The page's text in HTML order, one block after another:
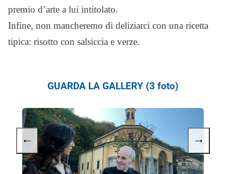
premio d’arte a lui intitolato.
Infine, non mancheremo di deliziarci con una ricetta
tipica: risotto con salsiccia e verze.
GUARDA LA GALLERY (3 foto)
← →